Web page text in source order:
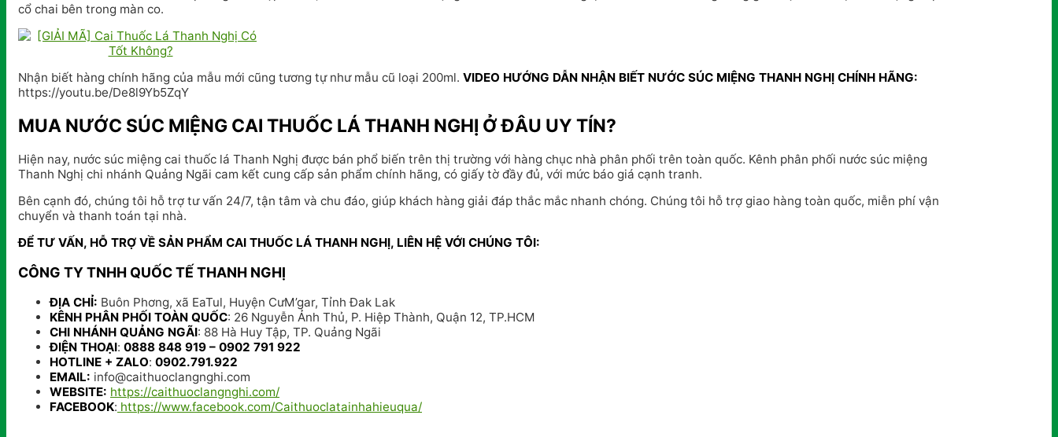
cổ chai bên trong màn co.
Nhận biết hàng chính hãng của mẫu mới cũng tương tự như mẫu cũ loại 200ml. VIDEO HƯỚNG DẪN NHẬN BIẾT NƯỚC SÚC MIỆNG THANH NGHỊ CHÍNH HÃNG:
https://youtu.be/De8l9Yb5ZqY
MUA NƯỚC SÚC MIỆNG CAI THUỐC LÁ THANH NGHỊ Ở ĐÂU UY TÍN?
Hiện nay, nước súc miệng cai thuốc lá Thanh Nghị được bán phổ biến trên thị trường với hàng chục nhà phân phối trên toàn quốc. Kênh phân phối nước súc miệng
Thanh Nghị chi nhánh Quảng Ngãi cam kết cung cấp sản phẩm chính hãng, có giấy tờ đầy đủ, với mức báo giá cạnh tranh.
Bên cạnh đó, chúng tôi hỗ trợ tư vấn 24/7, tận tâm và chu đáo, giúp khách hàng giải đáp thắc mắc nhanh chóng. Chúng tôi hỗ trợ giao hàng toàn quốc, miễn phí vận
chuyển và thanh toán tại nhà.
ĐỂ TƯ VẤN, HỖ TRỢ VỀ SẢN PHẨM CAI THUỐC LÁ THANH NGHỊ, LIÊN HỆ VỚI CHÚNG TÔI:
CÔNG TY TNHH QUỐC TẾ THANH NGHỊ
ĐỊA CHỈ: Buôn Phơng, xã EaTul, Huyện CưM’gar, Tỉnh Đak Lak
KÊNH PHÂN PHỐI TOÀN QUỐC: 26 Nguyễn Ảnh Thủ, P. Hiệp Thành, Quận 12, TP.HCM
CHI NHÁNH QUẢNG NGÃI: 88 Hà Huy Tập, TP. Quảng Ngãi
ĐIỆN THOẠI: 0888 848 919 – 0902 791 922
HOTLINE + ZALO: 0902.791.922
EMAIL: info@caithuoclangnghi.com
WEBSITE: https://caithuoclangnghi.com/
FACEBOOK: https://www.facebook.com/Caithuoclatainhahieuqua/